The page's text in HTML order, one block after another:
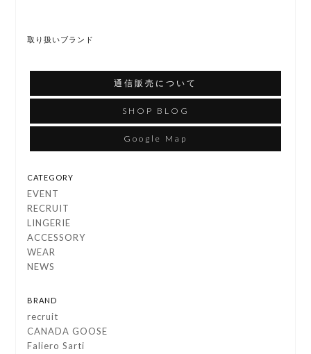
取り扱いブランド
通信販売について
SHOP BLOG
Google Map
CATEGORY
EVENT
RECRUIT
LINGERIE
ACCESSORY
WEAR
NEWS
BRAND
recruit
CANADA GOOSE
Faliero Sarti